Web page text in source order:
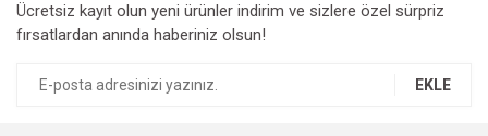
Ürün resmi kalitesiz, bozuk veya görüntülenemiyor.
Ürün açıklamasında eksik bilgiler bulunuyor.
Ücretsiz kayıt olun yeni ürünler indirim ve sizlere özel sürpriz
fırsatlardan anında haberiniz olsun!
EKLE